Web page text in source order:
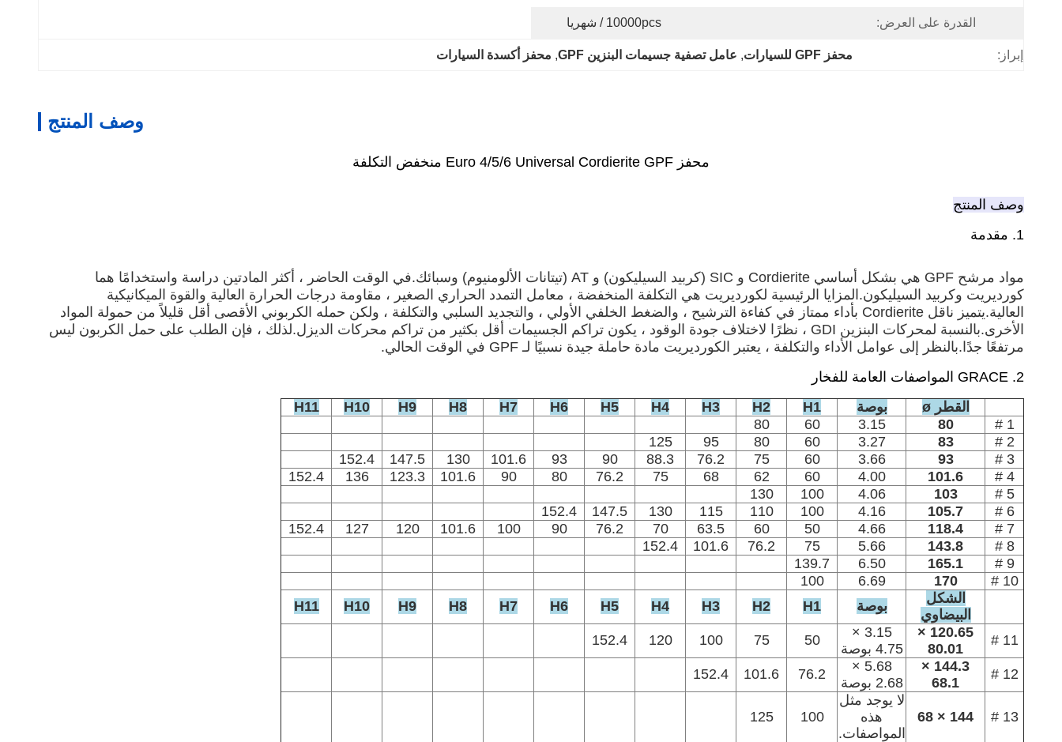
القدرة على العرض: 10000pcs / شهريا
إبراز: محفز GPF للسيارات , عامل تصفية جسيمات البنزين GPF , محفز أكسدة السيارات
وصف المنتج
محفز Euro 4/5/6 Universal Cordierite GPF منخفض التكلفة
وصف المنتج
1. مقدمة
مواد مرشح GPF هي بشكل أساسي Cordierite و SIC (كربيد السيليكون) و AT (تيتانات الألومنيوم) وسبائك.في الوقت الحاضر ، أكثر المادتين دراسة واستخدامًا هما
كورديريت وكربيد السيليكون.المزايا الرئيسية لكورديريت هي التكلفة المنخفضة ، معامل التمدد الحراري الصغير ، مقاومة درجات الحرارة العالية والقوة الميكانيكية
العالية.يتميز ناقل Cordierite بأداء ممتاز في كفاءة الترشيح ، والضغط الخلفي الأولي ، والتجديد السلبي والتكلفة ، ولكن حمله الكربوني الأقصى أقل قليلاً من حمولة المواد
الأخرى.بالنسبة لمحركات البنزين GDI ، نظرًا لاختلاف جودة الوقود ، يكون تراكم الجسيمات أقل بكثير من تراكم محركات الديزل.لذلك ، فإن الطلب على حمل الكربون ليس
مرتفعًا جدًا.بالنظر إلى عوامل الأداء والتكلفة ، يعتبر الكورديريت مادة حاملة جيدة نسبيًا لـ GPF في الوقت الحالي.
2. GRACE المواصفات العامة للفخار
القطر ø
بوصة H1
H2
H3
H4
H5
H6
H7
H8
H9
H10
H11
1 #
80
3.15
60
80
2 #
83
3.27
60
80
95
125
3 #
93
3.66
60
75
76.2
88.3
90
93
101.6
130
147.5
152.4
4 #
101.6
4.00
60
62
68
75
76.2
80
90
101.6
123.3
136
152.4
5 #
103
4.06
100
130
6 #
105.7
4.16
100
110
115
130
147.5
152.4
7 #
118.4
4.66
50
60
63.5
70
76.2
90
100
101.6
120
127
152.4
8 #
143.8
5.66
75
76.2
101.6
152.4
9 #
165.1
6.50
139.7
10 #
170
6.69
100
الشكل
البيضاوي
بوصة H1
H2
H3
H4
H5
H6
H7
H8
H9
H10
H11
11 #
120.65 ×
80.01
3.15 ×
4.75 بوصة
50
75
100
120
152.4
12 #
144.3 ×
68.1
5.68 ×
2.68 بوصة
76.2
101.6
152.4
13 #
144 × 68
لا يوجد مثل
هذه
المواصفات.
100
125